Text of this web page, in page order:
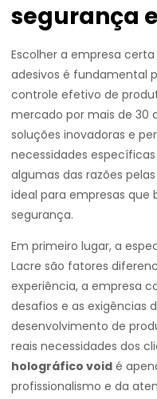
segurança
Escolher a empresa
adesivos é fundamental
controle efetivo de
mercado por mais de 30
soluções inovadoras e
necessidades
algumas das razões
ideal para empresas
segurança.
Em primeiro lugar, a
Lacre são fatores
experiência, a empresa
desafios e as exigências
desenvolvimento de
reais necessidades dos
holográfico void é
profissionalismo e da